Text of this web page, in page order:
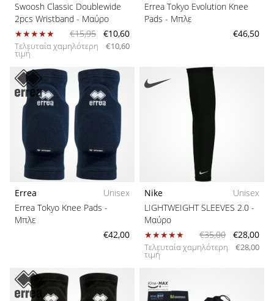
Swoosh Classic Doublewide
2pcs Wristband - Μαύρο
€15,95
€10,60
Τελευταία χαμηλότερη
τιμή
€10,60
Errea Tokyo Evolution Knee
Pads - Μπλε
€46,50
Errea
Unisex
Errea Tokyo Knee Pads -
Μπλε
€42,00
Nike
Unisex
LIGHTWEIGHT SLEEVES 2.0 -
Μαύρο
€35,00
€28,00
Τελευταία χαμηλότερη
τιμή
€28,00